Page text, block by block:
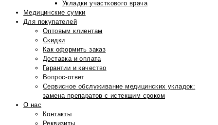
Укладки участкового врача
Медицинские сумки
Для покупателей
Оптовым клиентам
Скидки
Как оформить заказ
Доставка и оплата
Гарантии и качество
Вопрос-ответ
Сервисное обслуживание медицинских укладок:
замена препаратов с истекшим сроком
О нас
Контакты
Реквизиты